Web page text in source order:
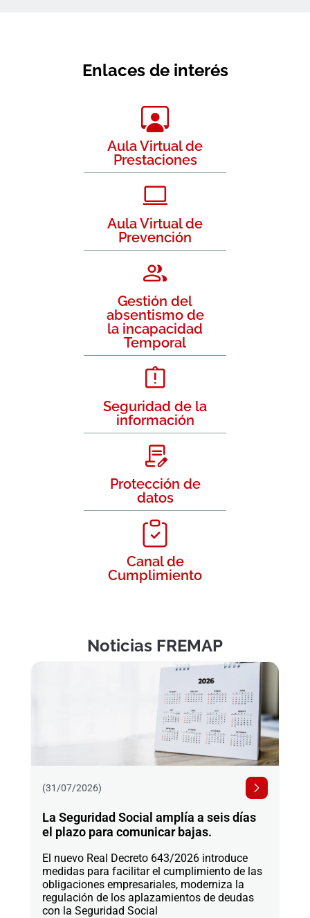
Enlaces de interés
Aula Virtual de
Prestaciones
Aula Virtual de
Prevención
Gestión del
absentismo de
la incapacidad
Temporal
Seguridad de la
información
Protección de
datos
Canal de
Cumplimiento
Noticias FREMAP
(31/07/2026)
La Seguridad Social amplía a seis días
el plazo para comunicar bajas.
El nuevo Real Decreto 643/2026 introduce
medidas para facilitar el cumplimiento de las
obligaciones empresariales, moderniza la
regulación de los aplazamientos de deudas
con la Seguridad Social